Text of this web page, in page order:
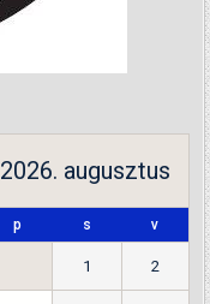
2026. augusztus
p s v
1 2